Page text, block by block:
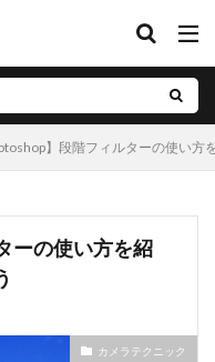
】段階フィルターの使い
ーの使い方を紹
カメラテクニック